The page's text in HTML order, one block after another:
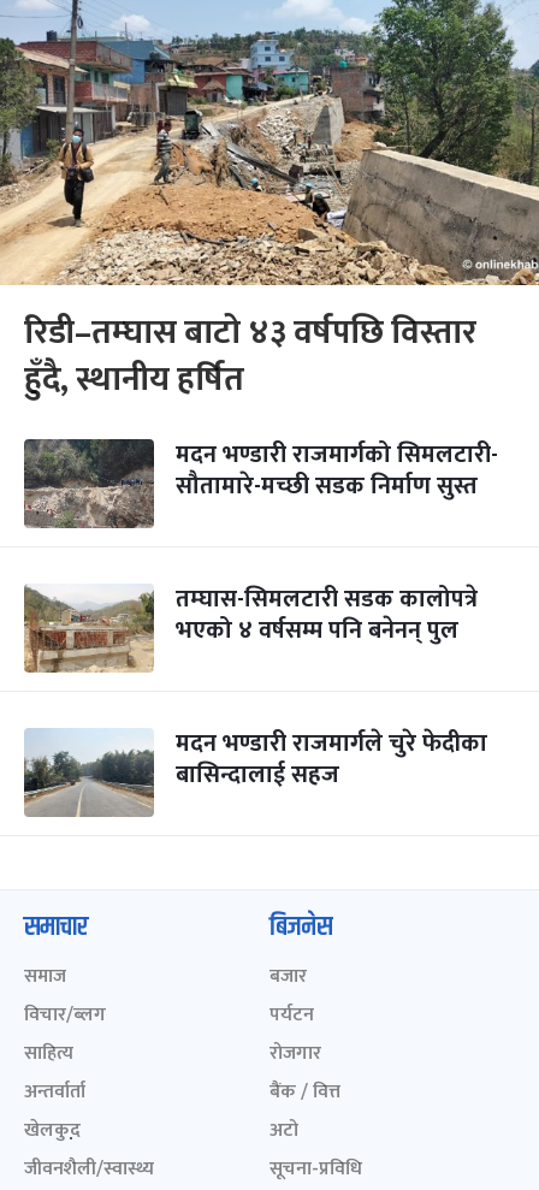
रिडी–तम्घास बाटो ४३ वर्षपछि विस्तार
हुँदै, स्थानीय हर्षित
मदन भण्डारी राजमार्गको सिमलटारी-
सौतामारे-मच्छी सडक निर्माण सुस्त
तम्घास-सिमलटारी सडक कालोपत्रे
भएको ४ वर्षसम्म पनि बनेनन् पुल
मदन भण्डारी राजमार्गले चुरे फेदीका
बासिन्दालाई सहज
समाचार
समाज
विचार/ब्लग
साहित्य
अन्तर्वार्ता
खेलकुद़़
जीवनशैली/स्वास्थ्य
बिजनेस
बजार
पर्यटन
रोजगार
बैंक / वित्त
अटो
सूचना-प्रविधि